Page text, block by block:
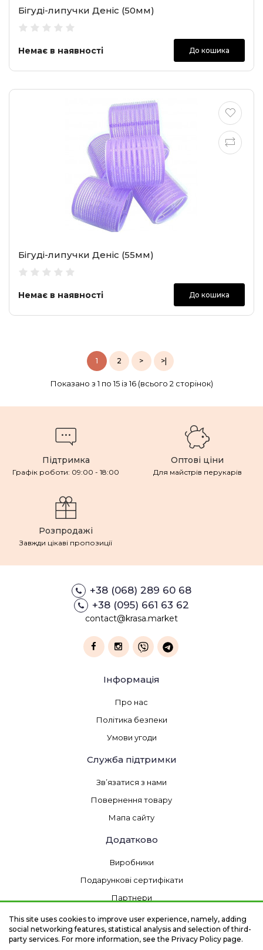
Бігуді-липучки Деніс (50мм)
Немає в наявності До кошика
Бігуді-липучки Деніс (55мм)
Немає в наявності До кошика
1 2 > >|
Показано з 1 по 15 із 16 (всього 2 сторінок)
Підтримка
Графік роботи: 09:00 - 18:00
Оптові ціни
Для майстрів перукарів
Розпродажі
Завжди цікаві пропозиції
+38 (068) 289 60 68
+38 (095) 661 63 62
contact@krasa.market
Інформація
Про нас
Політика безпеки
Умови угоди
Служба підтримки
Зв’язатися з нами
Повернення товару
Мапа сайту
Додатково
Виробники
Подарункові сертифікати
Партнери
Товари зі знижкою
This site uses cookies to improve user experience, namely, adding
social networking features, statistical analysis and selection of third-
party services. For more information, see the Privacy Policy page.